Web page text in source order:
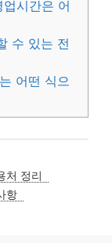
시간은 어
수 있는 전
어떤 식으
처 정리
항